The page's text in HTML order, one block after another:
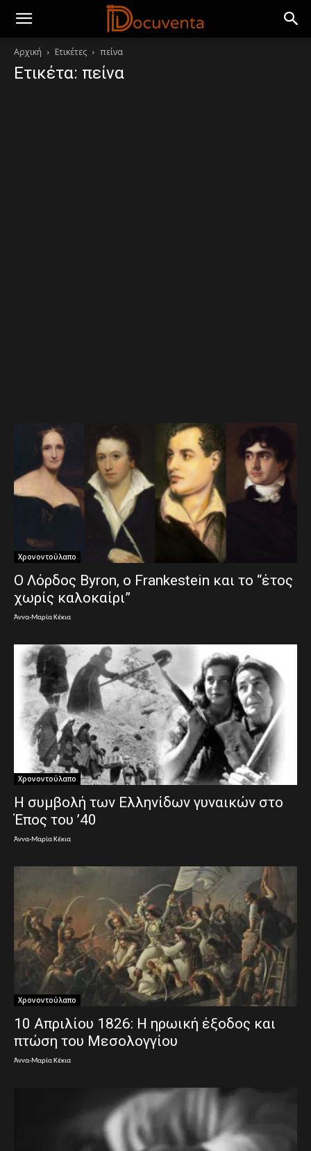
Αρχική Ετικέτες πείνα
Ετικέτα: πείνα
Χρονοντούλαπο
Ο Λόρδος Byron, ο Frankestein και το “έτος
χωρίς καλοκαίρι”
Άννα-Μαρία Κέκια
Χρονοντούλαπο
Η συμβολή των Ελληνίδων γυναικών στο
Έπος του ’40
Άννα-Μαρία Κέκια
Χρονοντούλαπο
10 Απριλίου 1826: Η ηρωική έξοδος και
πτώση του Μεσολογγίου
Άννα-Μαρία Κέκια